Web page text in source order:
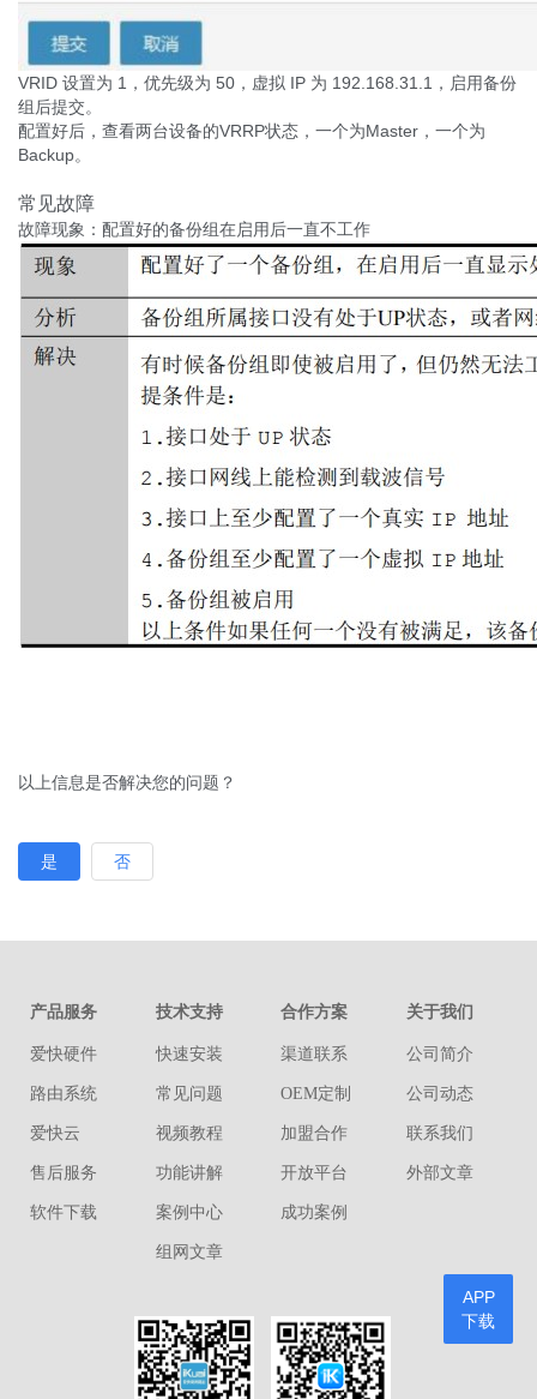
VRID 设置为 1，优先级为 50，虚拟 IP 为 192.168.31.1，启用备份
组后提交。
配置好后，查看两台设备的VRRP状态，一个为Master，一个为
Backup。
常见故障
故障现象：配置好的备份组在启用后一直不工作
以上信息是否解决您的问题？
是 否
产品服务
爱快硬件
路由系统
爱快云
售后服务
软件下载
技术支持
快速安装
常见问题
视频教程
功能讲解
案例中心
组网文章
合作方案
渠道联系
OEM定制
加盟合作
开放平台
成功案例
关于我们
公司简介
公司动态
联系我们
外部文章
APP
下载